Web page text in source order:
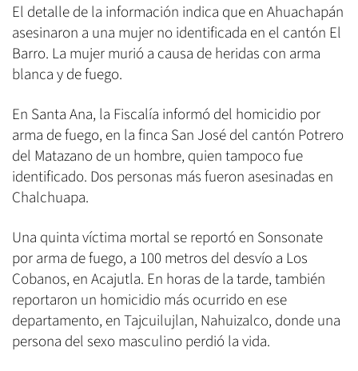
El detalle de la información indica que en Ahuachapán
asesinaron a una mujer no identificada en el cantón El
Barro. La mujer murió a causa de heridas con arma
blanca y de fuego.
En Santa Ana, la Fiscalía informó del homicidio por
arma de fuego, en la finca San José del cantón Potrero
del Matazano de un hombre, quien tampoco fue
identificado. Dos personas más fueron asesinadas en
Chalchuapa.
Una quinta víctima mortal se reportó en Sonsonate
por arma de fuego, a 100 metros del desvío a Los
Cobanos, en Acajutla. En horas de la tarde, también
reportaron un homicidio más ocurrido en ese
departamento, en Tajcuilujlan, Nahuizalco, donde una
persona del sexo masculino perdió la vida.